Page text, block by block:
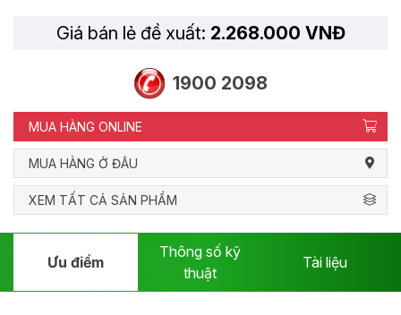
Giá bán lẻ đề xuất: 2.268.000 VNĐ
1900 2098
MUA HÀNG ONLINE
MUA HÀNG Ở ĐÂU
XEM TẤT CẢ SẢN PHẨM
Ưu điểm
Thông số kỹ
thuật
Tài liệu